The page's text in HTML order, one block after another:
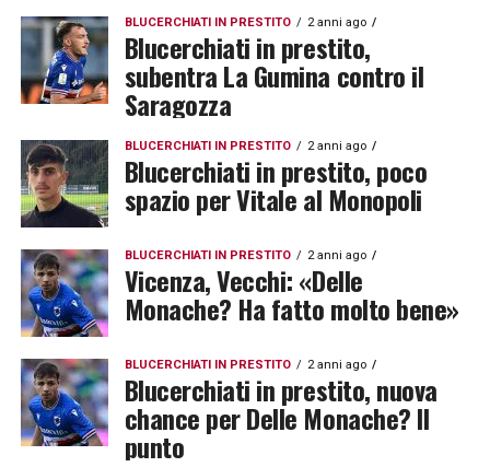
BLUCERCHIATI IN PRESTITO 2 anni ago
Blucerchiati in prestito,
subentra La Gumina contro il
Saragozza
BLUCERCHIATI IN PRESTITO 2 anni ago
Blucerchiati in prestito, poco
spazio per Vitale al Monopoli
BLUCERCHIATI IN PRESTITO 2 anni ago
Vicenza, Vecchi: «Delle
Monache? Ha fatto molto bene»
BLUCERCHIATI IN PRESTITO 2 anni ago
Blucerchiati in prestito, nuova
chance per Delle Monache? Il
punto